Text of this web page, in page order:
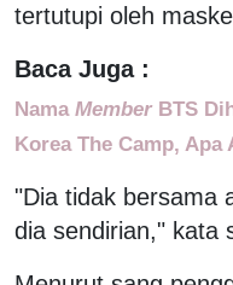
tertutupi oleh
Baca Juga :
Nama MemberBTS
Korea The Camp, Apa
"Dia tidak bersama
dia sendirian," kata